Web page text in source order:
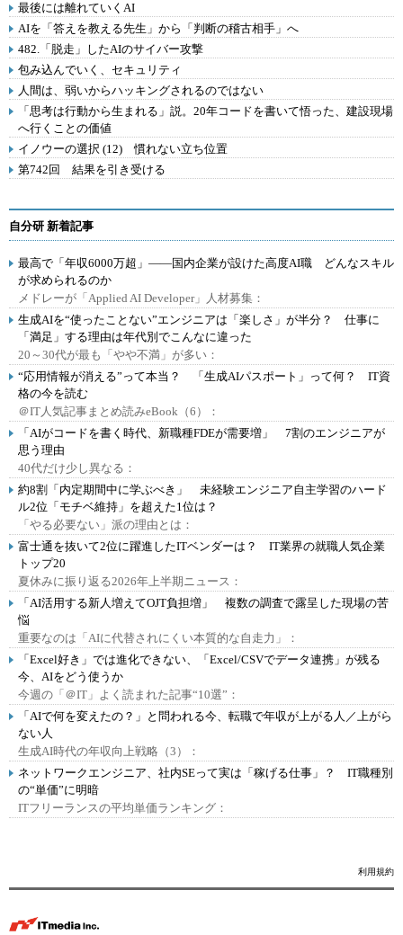
最後には離れていくAI
AIを「答えを教える先生」から「判断の稽古相手」へ
482.「脱走」したAIのサイバー攻撃
包み込んでいく、セキュリティ
人間は、弱いからハッキングされるのではない
「思考は行動から生まれる」説。20年コードを書いて悟った、建設現場
へ行くことの価値
イノウーの選択 (12) 慣れない立ち位置
第742回 結果を引き受ける
自分研 新着記事
最高で「年収6000万超」――国内企業が設けた高度AI職 どんなスキル
が求められるのか
メドレーが「Applied AI Developer」人材募集：
生成AIを“使ったことない”エンジニアは「楽しさ」が半分？ 仕事に
「満足」する理由は年代別でこんなに違った
20～30代が最も「やや不満」が多い：
“応用情報が消える”って本当？ 「生成AIパスポート」って何？ IT資
格の今を読む
＠IT人気記事まとめ読みeBook（6）：
「AIがコードを書く時代、新職種FDEが需要増」 7割のエンジニアが
思う理由
40代だけ少し異なる：
約8割「内定期間中に学ぶべき」 未経験エンジニア自主学習のハード
ル2位「モチベ維持」を超えた1位は？
「やる必要ない」派の理由とは：
富士通を抜いて2位に躍進したITベンダーは？ IT業界の就職人気企業
トップ20
夏休みに振り返る2026年上半期ニュース：
「AI活用する新人増えてOJT負担増」 複数の調査で露呈した現場の苦
悩
重要なのは「AIに代替されにくい本質的な自走力」：
「Excel好き」では進化できない、「Excel/CSVでデータ連携」が残る
今、AIをどう使うか
今週の「＠IT」よく読まれた記事“10選”：
「AIで何を変えたの？」と問われる今、転職で年収が上がる人／上がら
ない人
生成AI時代の年収向上戦略（3）：
ネットワークエンジニア、社内SEって実は「稼げる仕事」？ IT職種別
の“単価”に明暗
ITフリーランスの平均単価ランキング：
利用規約